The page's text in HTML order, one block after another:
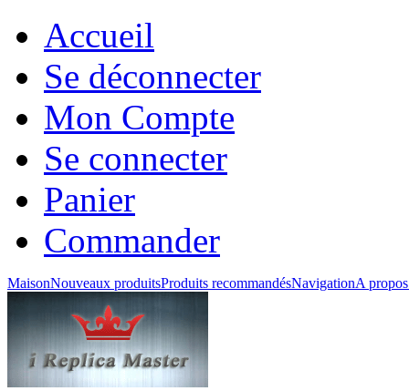
Accueil
Se déconnecter
Mon Compte
Se connecter
Panier
Commander
MaisonNouveaux produitsProduits recommandésNavigationA